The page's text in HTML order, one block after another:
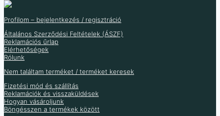
Profilom – bejelentkezés / regisztráció
Általános Szerződési Feltételek (ÁSZF)
Reklamációs űrlap
Elérhetőségek
Rólunk
Nem találtam terméket / terméket keresek
Fizetési mód és szállítás
Reklamációk és visszaküldések
Hogyan vásároljunk
Böngésszen a termékek között